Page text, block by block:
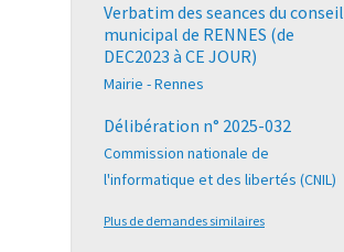
Verbatim des seances du conseil
municipal de RENNES (de
DEC2023 à CE JOUR)
Mairie - Rennes
Délibération n° 2025-032
Commission nationale de
l'informatique et des libertés (CNIL)
Plus de demandes similaires